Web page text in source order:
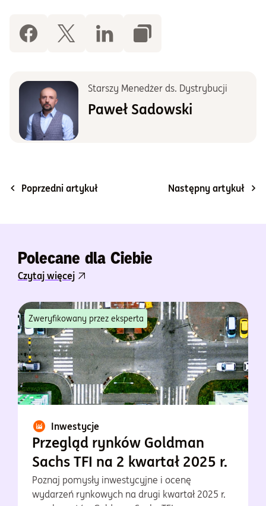
Starszy Menedżer ds. Dystrybucji
Paweł Sadowski
Poprzedni artykuł Następny artykuł
Polecane dla Ciebie
Czytaj więcej
Zweryfikowany przez eksperta
Inwestycje
Przegląd rynków Goldman
Sachs TFI na 2 kwartał 2025 r.
Poznaj pomysły inwestycyjne i ocenę
wydarzeń rynkowych na drugi kwartał 2025 r.